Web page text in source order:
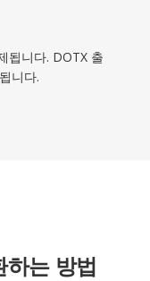
됩니다. DOTX 출
니다.
하는 방법